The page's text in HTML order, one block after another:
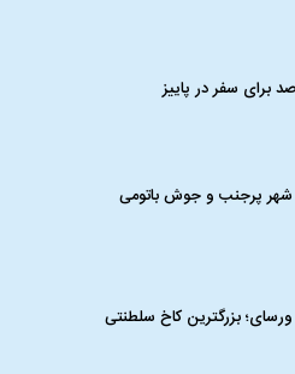
برای سفر در پاییز
پرجنب و جوش باتومی
بزرگترین کاخ سلطنتی